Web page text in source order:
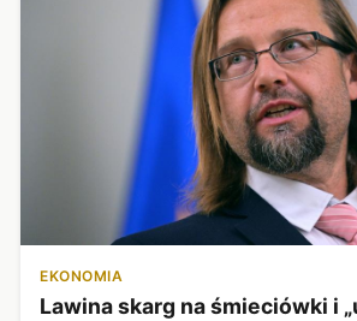
EKONOMIA
Lawina skarg na śmieciówki i